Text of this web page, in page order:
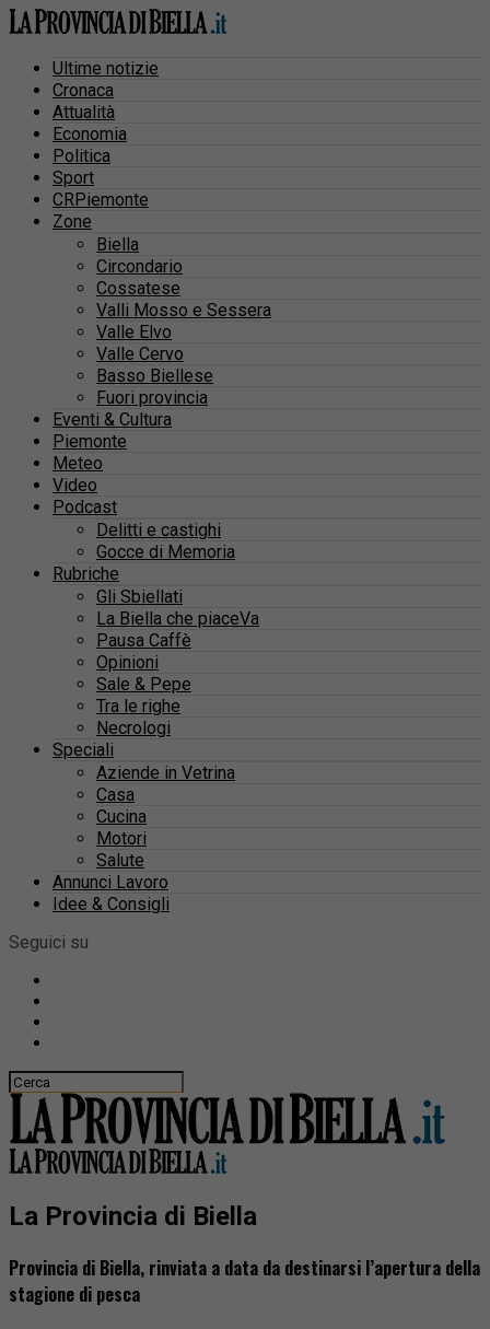
Ultime notizie
Cronaca
Attualità
Economia
Politica
Sport
CRPiemonte
Zone
Biella
Circondario
Cossatese
Valli Mosso e Sessera
Valle Elvo
Valle Cervo
Basso Biellese
Fuori provincia
Eventi & Cultura
Piemonte
Meteo
Video
Podcast
Delitti e castighi
Gocce di Memoria
Rubriche
Gli Sbiellati
La Biella che piaceVa
Pausa Caffè
Opinioni
Sale & Pepe
Tra le righe
Necrologi
Speciali
Aziende in Vetrina
Casa
Cucina
Motori
Salute
Annunci Lavoro
Idee & Consigli
Seguici su
La Provincia di Biella
Provincia di Biella, rinviata a data da destinarsi l’apertura della
stagione di pesca